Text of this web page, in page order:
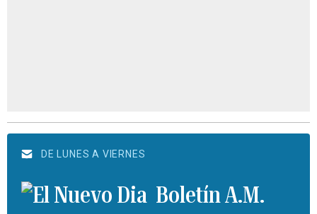
DE LUNES A VIERNES
Boletín A.M.